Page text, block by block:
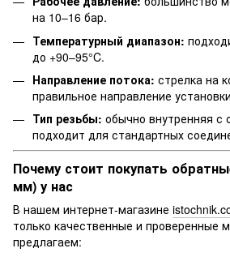
на 10–16 бар.
Температурный диапазон:
до +90–95°C.
Направление потока: стрелка на
правильное направление
Тип резьбы: обычно внутренняя с
подходит для стандартных
Почему стоит покупать
мм) у нас
В нашем интернет-магазине
только качественные и проверенные
предлагаем: